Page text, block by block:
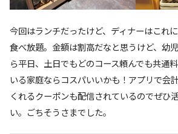
今回はランチだったけど、ディナーはこれ
食べ放題。金額は割高だなと思うけど、幼
ら平日、土日でもどのコース頼んでも共通
いる家庭ならコスパいいかも！アプリで会
くれるクーポンも配信されているのでぜひ
い。ごちそうさまでした。